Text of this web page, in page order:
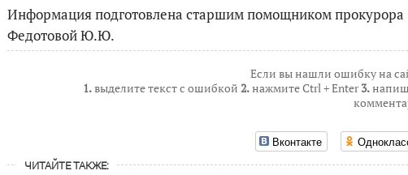
Информация подготовлена старшим помощником прокурора
Федотовой Ю.Ю.
Если вы нашли ошибку на
1.выделите текст с ошибкой 2.нажмите Ctrl + Enter3.
Вконтакте
ЧИТАЙТЕ ТАКЖЕ: